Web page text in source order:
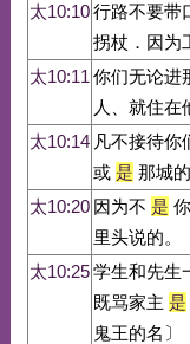
太10:10行路不要带
拐杖．因为
太10:11 你们无论进
人、就住在
太10:14 凡不接待你
或 是 那城
太10:20 因为不 是
里头说的。
太10:25学生和先生
既骂家主 是
鬼王的名〕